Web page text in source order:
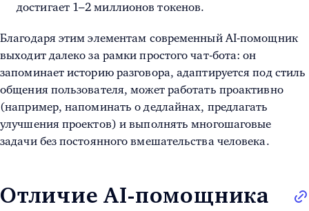
достигает 1–2 миллионов токенов.
Благодаря этим элементам современный AI-помощник
выходит далеко за рамки простого чат-бота: он
запоминает историю разговора, адаптируется под стиль
общения пользователя, может работать проактивно
(например, напоминать о дедлайнах, предлагать
улучшения проектов) и выполнять многошаговые
задачи без постоянного вмешательства человека.
Отличие AI-помощника